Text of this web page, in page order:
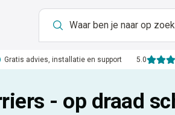
Gratis advies, installatie en support 5.0
- op draad